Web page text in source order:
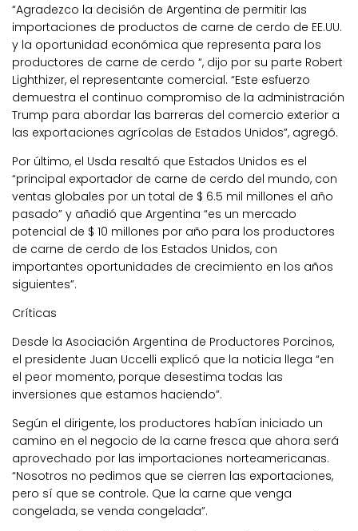
“Agradezco la decisión de Argentina de permitir las
importaciones de productos de carne de cerdo de EE.UU.
y la oportunidad económica que representa para los
productores de carne de cerdo “, dijo por su parte Robert
Lighthizer, el representante comercial. “Este esfuerzo
demuestra el continuo compromiso de la administración
Trump para abordar las barreras del comercio exterior a
las exportaciones agrícolas de Estados Unidos”, agregó.
Por último, el Usda resaltó que Estados Unidos es el
“principal exportador de carne de cerdo del mundo, con
ventas globales por un total de $ 6.5 mil millones el año
pasado” y añadió que Argentina “es un mercado
potencial de $ 10 millones por año para los productores
de carne de cerdo de los Estados Unidos, con
importantes oportunidades de crecimiento en los años
siguientes”.
Críticas
Desde la Asociación Argentina de Productores Porcinos,
el presidente Juan Uccelli explicó que la noticia llega “en
el peor momento, porque desestima todas las
inversiones que estamos haciendo”.
Según el dirigente, los productores habían iniciado un
camino en el negocio de la carne fresca que ahora será
aprovechado por las importaciones norteamericanas.
“Nosotros no pedimos que se cierren las exportaciones,
pero sí que se controle. Que la carne que venga
congelada, se venda congelada”.